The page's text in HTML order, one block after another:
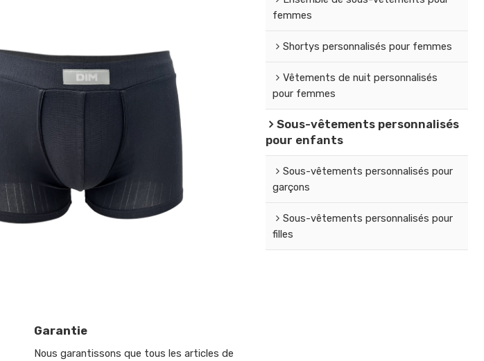
Garantie
Nous garantissons que tous les articles de
femmes
Shortys personnalisés pour femmes
Vêtements de nuit personnalisés
pour femmes
Sous-vêtements personnalisés
pour enfants
Sous-vêtements personnalisés pour
garçons
Sous-vêtements personnalisés pour
filles